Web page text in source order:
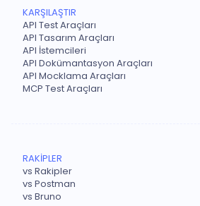
KARŞILAŞTIR
API Test Araçları
API Tasarım Araçları
API İstemcileri
API Dokümantasyon Araçları
API Mocklama Araçları
MCP Test Araçları
RAKİPLER
vs Rakipler
vs Postman
vs Bruno